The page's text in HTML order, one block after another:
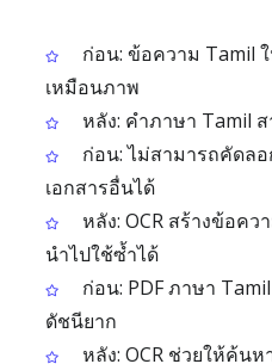
ก่อน: ข้อความ Tamil
เหมือนภาพ
หลัง: คำภาษา Tamil
ก่อน: ไม่สามารถคัดล
เอกสารอื่นได้
หลัง: OCR สร้างข้อค
นำไปใช้ซ้ำได้
ก่อน: PDF ภาษา
ดัชนียาก
หลัง: OCR ช่วยให้ค้น